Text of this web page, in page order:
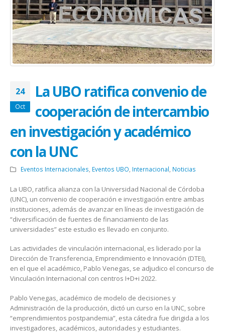
24
Oct
La UBO ratifica convenio de
cooperación de intercambio
en investigación y académico
con la UNC
Eventos Internacionales Eventos UBO Internacional Noticias
La UBO, ratifica alianza con la Universidad Nacional de Córdoba
(UNC), un convenio de cooperación e investigación entre ambas
instituciones, además de avanzar en líneas de investigación de
“diversificación de fuentes de financiamiento de las
universidades” este estudio es llevado en conjunto.
Las actividades de vinculación internacional, es liderado por la
Dirección de Transferencia, Emprendimiento e Innovación (DTEI),
en el que el académico, Pablo Venegas, se adjudico el concurso de
Vinculación Internacional con centros I+D+i 2022.
Pablo Venegas, académico de modelo de decisiones y
Administración de la producción, dictó un curso en la UNC, sobre
“emprendimientos postpandemia”, esta cátedra fue dirigida a los
investigadores, académicos, autoridades y estudiantes.